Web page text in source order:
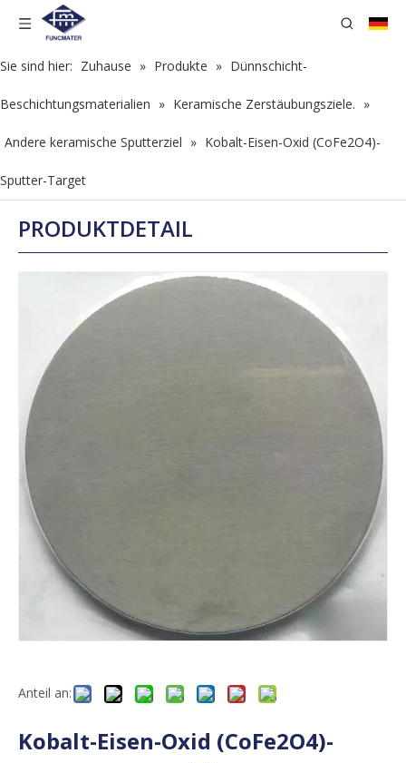
Sie sind hier: Zuhause » Produkte » Dünnschicht-
Beschichtungsmaterialien » Keramische Zerstäubungsziele. »
Andere keramische Sputterziel » Kobalt-Eisen-Oxid (CoFe2O4)-
Sputter-Target
PRODUKTDETAIL
Anteil an:
Kobalt-Eisen-Oxid (CoFe2O4)-